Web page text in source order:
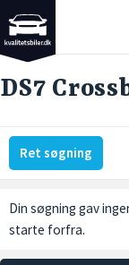
DS7
Ret søgning
Din søgning gav
starte forfra.